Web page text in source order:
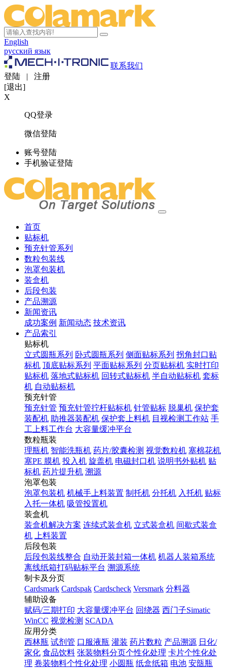
English
русский язык
联系我们
登陆 | 注册
[退出]
X
QQ登录
微信登陆
账号登陆
手机验证登陆
首页
贴标机
预充针管系列
数粒包装线
泡罩包装机
装盒机
后段包装
产品溯源
新闻资讯
成功案例 新闻动态 技术资讯
产品索引
贴标机
立式圆瓶系列 卧式圆瓶系列 侧面贴标系列 拐角封口贴
标机 顶底贴标系列 平面贴标系列 分页贴标机 实时打印
贴标机 落地式贴标机 回转式贴标机 半自动贴标机 套标
机 自动贴标机
预充针管
预充针管 预充针管拧杆贴标机 针管贴标 脱巢机 保护套
装配机 助推器装配机 保护套上料机 目视检测工作站 手
工上料工作台 大容量缓冲平台
数粒瓶装
理瓶机 智能洗瓶机 药片/胶囊检测 视觉数粒机 塞棉花机
塞PE 膜机 投入机 旋盖机 电磁封口机 说明书外贴机 贴
标机 药片提升机 溯源
泡罩包装
泡罩包装机 机械手上料装置 制托机 分托机 入托机 贴标
入托一体机 吸管投置机
装盒机
装盒机解决方案 连续式装盒机 立式装盒机 间歇式装盒
机
上料装置
后段包装
后段包装线整合 自动开装封箱一体机 机器人装箱系统
离线纸箱打码贴标平台 溯源系统
制卡及分页
Cardsmark Cardspak Cardscheck Versmark 分料器
辅助设备
赋码/三期打印 大容量缓冲平台 回绕器 西门子Simatic
WinCC 视觉检测 SCADA
应用分类
西林瓶 试剂管 口服液瓶 灌装 药片数粒 产品溯源 日化/
家化 食品饮料 张装物料分页个性化处理 卡片个性化处
理 卷装物料个性化处理 小圆瓶 纸盒纸箱 电池 安瓿瓶